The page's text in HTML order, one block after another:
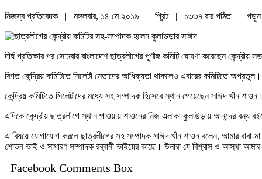
নিজস্ব প্রতিবেদক | মঙ্গলবার, ১৪ মে ২০১৯ | প্রিন্ট | ১৩৩৭ বার পঠিত | পড়ুন
দীর্ঘ প্রতিক্ষার পর সোমবার বাংলাদেশ ছাত্রলীগের পূর্ণাঙ্গ কমিটি ঘোষণা করেছেন
বিগত কেন্দ্রিয় কমিটিতে সিলেটী নেতাদের আধিক্যতা থাকলেও এবারের কমিটিতে
কেন্দ্রিয় কমিটিতে সিলেটীদের মধ্যে সহ সম্পাদক হিসেবে স্থান পেয়েছেন সাঈদ খাঁন
এদিকে কেন্দ্রীয় ছাত্রলীগে স্থান পাওয়ায় শাওনের নিজ এলাকা কুলাউড়ায় আনন্দের
এ বিষয়ে যোগাযোগ করলে ছাত্রলীগের সহ সম্পাদক সাঈদ খাঁন শাওন বলেন, আমার
শোভন ভাই ও সাধারণ সম্পাদক রব্বানী ভাইয়ের কাছে। উনারা যে বিশ্বাস ও আস্থা
Facebook Comments Box